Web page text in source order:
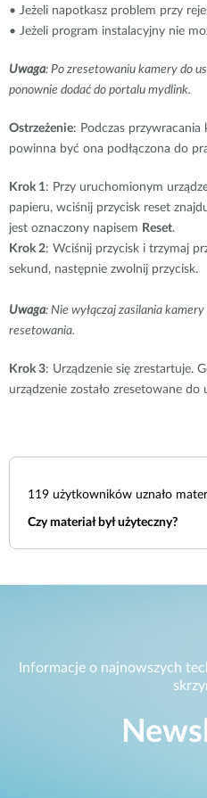
• Jeżeli napotkasz problem przy
• Jeżeli program instalacyjny nie
Uwaga: Po zresetowaniu kamery do
ponownie dodać do portalu mydlink.
Ostrzeżenie: Podczas
powinna być ona podłączona do
Krok 1: Przy uruchomionym
papieru, wciśnij przycisk reset
jest oznaczony napisem Reset.
Krok 2: Wciśnij przycisk i trzymaj
sekund, następnie zwolnij przycisk.
Uwaga: Nie wyłączaj zasilania kamery
resetowania.
Krok 3: Urządzenie się zrestartuje.
urządzenie zostało zresetowane
119 użytkowników uznało
Czy materiał był użyteczny?
Informacje o najnowszych